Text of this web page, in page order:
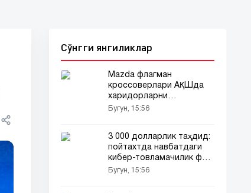
Сўнгги янгиликлар
Mazda флагман
кроссоверлари АҚШда
харидорларни
йўқотмоқда
Бугун, 15:56
3 000 долларлик таҳдид:
пойтахтда навбатдаги
кибер-товламачилик фош
этилди
Бугун, 15:56